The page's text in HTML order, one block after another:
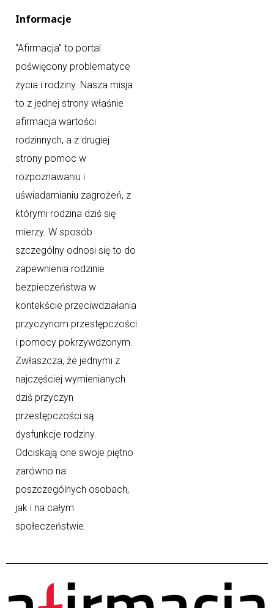
Informacje
“Afirmacja” to portal
poświęcony problematyce
życia i rodziny. Nasza misja
to z jednej strony właśnie
afirmacja wartości
rodzinnych, a z drugiej
strony pomoc w
rozpoznawaniu i
uświadamianiu zagrożeń, z
którymi rodzina dziś się
mierzy. W sposób
szczególny odnosi się to do
zapewnienia rodzinie
bezpieczeństwa w
kontekście przeciwdziałania
przyczynom przestępczości
i pomocy pokrzywdzonym.
Zwłaszcza, że jednymi z
najczęściej wymienianych
dziś przyczyn
przestępczości są
dysfunkcje rodziny.
Odciskają one swoje piętno
zarówno na
poszczególnych osobach,
jak i na całym
społeczeństwie.